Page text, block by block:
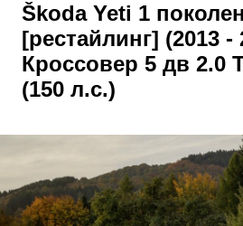
Škoda Yeti 1
[рестайлинг] (2013 -
Кроссовер 5 дв 2.0
(150 л.с.)